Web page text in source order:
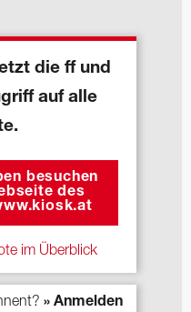
die ff und
auf alle
besuchen
des
im Überblick
» Anmelden